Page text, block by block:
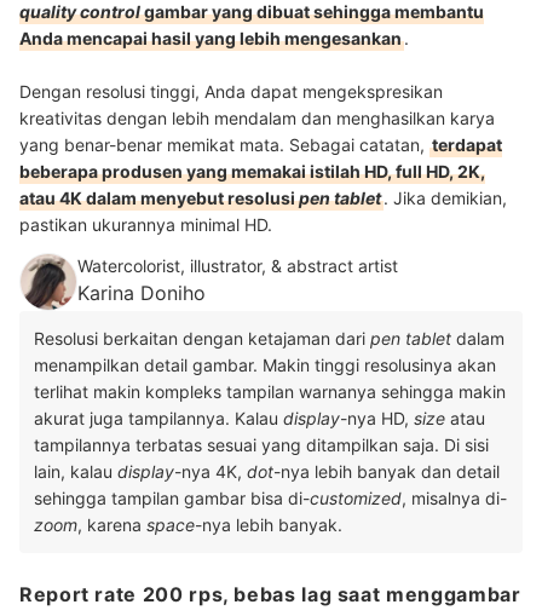
quality controlgambar yang dibuat sehingga membantu
Anda mencapai hasil yang lebih mengesankan.
Dengan resolusi tinggi, Anda dapat mengekspresikan
kreativitas dengan lebih mendalam dan menghasilkan karya
yang benar-benar memikat mata. Sebagai catatan, terdapat
beberapa produsen yang memakai istilah HD, full HD, 2K,
atau 4K dalam menyebut resolusipen tablet. Jika demikian,
pastikan ukurannya minimal HD.
Watercolorist, illustrator, & abstract artist
Karina Doniho
Resolusi berkaitan dengan ketajaman dari pen tablet dalam
menampilkan detail gambar. Makin tinggi resolusinya akan
terlihat makin kompleks tampilan warnanya sehingga makin
akurat juga tampilannya. Kalau display-nya HD, size atau
tampilannya terbatas sesuai yang ditampilkan saja. Di sisi
lain, kalau display-nya 4K, dot-nya lebih banyak dan detail
sehingga tampilan gambar bisa di-customized, misalnya di-
zoom, karena space-nya lebih banyak.
Report rate 200 rps, bebas lag saat menggambar